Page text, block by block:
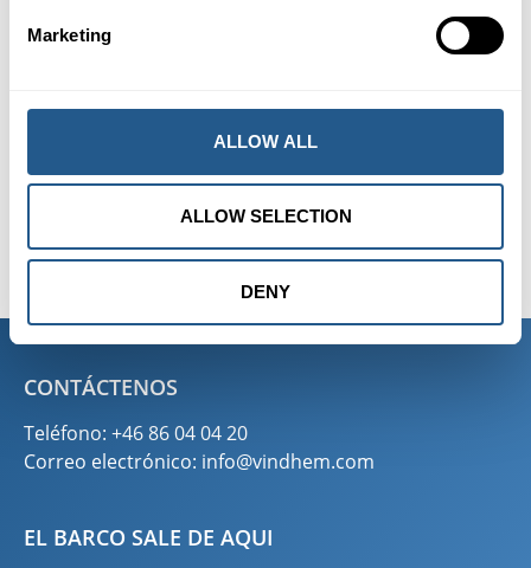
Marketing
ALLOW ALL
ALLOW SELECTION
DENY
CONTÁCTENOS
Teléfono: +46 86 04 04 20
Correo electrónico: info@vindhem.com
EL BARCO SALE DE AQUI